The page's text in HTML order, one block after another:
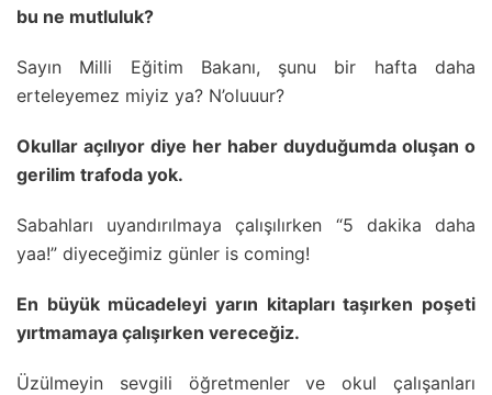
bu ne mutluluk?
Sayın Milli Eğitim Bakanı, şunu bir hafta daha
erteleyemez miyiz ya? N’oluuur?
Okullar açılıyor diye her haber duyduğumda oluşan o
gerilim trafoda yok.
Sabahları uyandırılmaya çalışılırken “5 dakika daha
yaa!” diyeceğimiz günler is coming!
En büyük mücadeleyi yarın kitapları taşırken poşeti
yırtmamaya çalışırken vereceğiz.
Üzülmeyin sevgili öğretmenler ve okul çalışanları